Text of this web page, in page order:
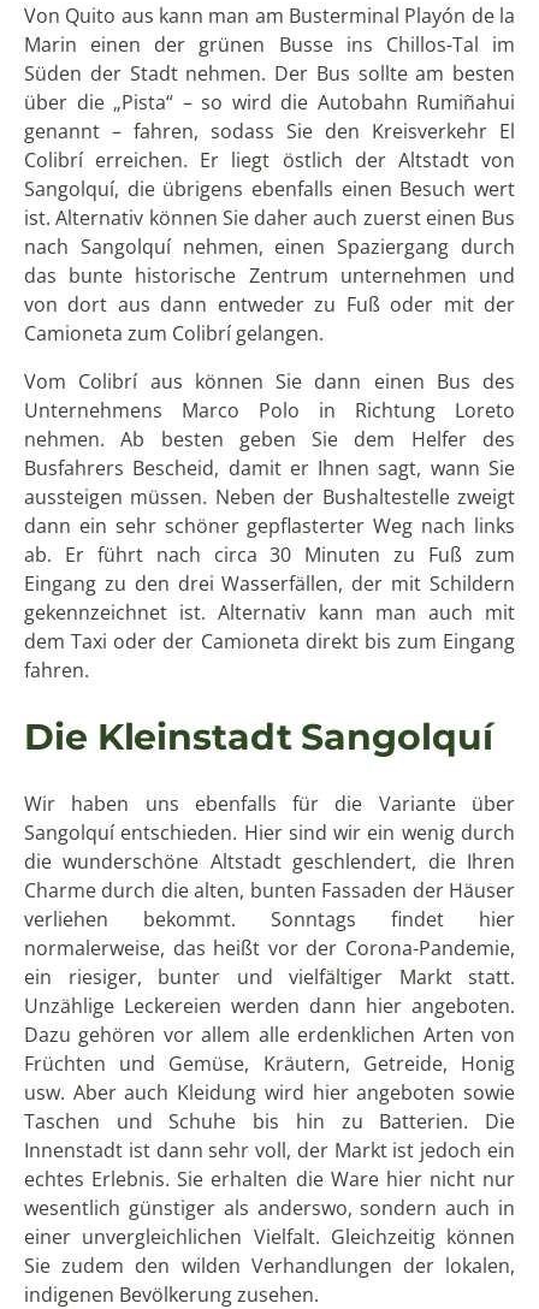
Von Quito aus kann man am Busterminal Playón de la
Marin einen der grünen Busse ins Chillos-Tal im
Süden der Stadt nehmen. Der Bus sollte am besten
über die „Pista“ – so wird die Autobahn Rumiñahui
genannt – fahren, sodass Sie den Kreisverkehr El
Colibrí erreichen. Er liegt östlich der Altstadt von
Sangolquí, die übrigens ebenfalls einen Besuch wert
ist. Alternativ können Sie daher auch zuerst einen Bus
nach Sangolquí nehmen, einen Spaziergang durch
das bunte historische Zentrum unternehmen und
von dort aus dann entweder zu Fuß oder mit der
Camioneta zum Colibrí gelangen.
Vom Colibrí aus können Sie dann einen Bus des
Unternehmens Marco Polo in Richtung Loreto
nehmen. Ab besten geben Sie dem Helfer des
Busfahrers Bescheid, damit er Ihnen sagt, wann Sie
aussteigen müssen. Neben der Bushaltestelle zweigt
dann ein sehr schöner gepflasterter Weg nach links
ab. Er führt nach circa 30 Minuten zu Fuß zum
Eingang zu den drei Wasserfällen, der mit Schildern
gekennzeichnet ist. Alternativ kann man auch mit
dem Taxi oder der Camioneta direkt bis zum Eingang
fahren.
Die Kleinstadt Sangolquí
Wir haben uns ebenfalls für die Variante über
Sangolquí entschieden. Hier sind wir ein wenig durch
die wunderschöne Altstadt geschlendert, die Ihren
Charme durch die alten, bunten Fassaden der Häuser
verliehen bekommt. Sonntags findet hier
normalerweise, das heißt vor der Corona-Pandemie,
ein riesiger, bunter und vielfältiger Markt statt.
Unzählige Leckereien werden dann hier angeboten.
Dazu gehören vor allem alle erdenklichen Arten von
Früchten und Gemüse, Kräutern, Getreide, Honig
usw. Aber auch Kleidung wird hier angeboten sowie
Taschen und Schuhe bis hin zu Batterien. Die
Innenstadt ist dann sehr voll, der Markt ist jedoch ein
echtes Erlebnis. Sie erhalten die Ware hier nicht nur
wesentlich günstiger als anderswo, sondern auch in
einer unvergleichlichen Vielfalt. Gleichzeitig können
Sie zudem den wilden Verhandlungen der lokalen,
indigenen Bevölkerung zusehen.